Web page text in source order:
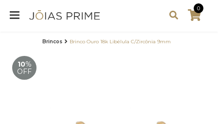
0
Brincos Brinco Ouro 18k Libélula C/Zircônia 9mm
10%
OFF